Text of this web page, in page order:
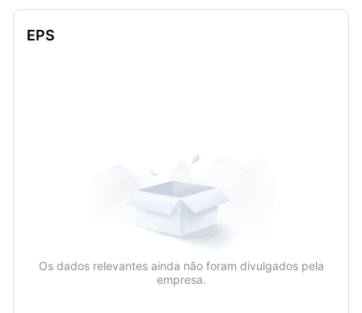
EPS
Os dados relevantes ainda não foram divulgados pela
empresa.